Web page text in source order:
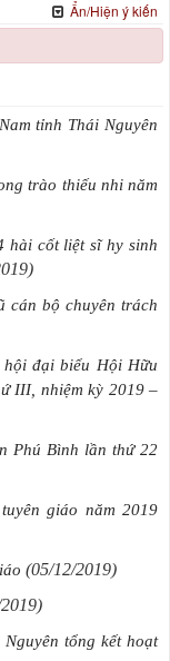
Ẩn/Hiện ý kiến
tỉnh Thái Nguyên
trào thiếu nhi năm
hài cốt liệt sĩ hy sinh
cán bộ chuyên trách
đại biểu Hội Hữu
III, nhiệm kỳ 2019 –
Phú Bình lần thứ 22
giáo năm 2019
(05/12/2019)
tổng kết hoạt